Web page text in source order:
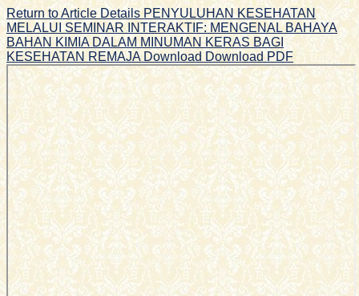
Return to Article Details PENYULUHAN KESEHATAN
MELALUI SEMINAR INTERAKTIF: MENGENAL BAHAYA
BAHAN KIMIA DALAM MINUMAN KERAS BAGI
KESEHATAN REMAJA Download Download PDF